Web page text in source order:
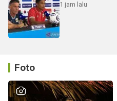
1 jam lalu
Foto